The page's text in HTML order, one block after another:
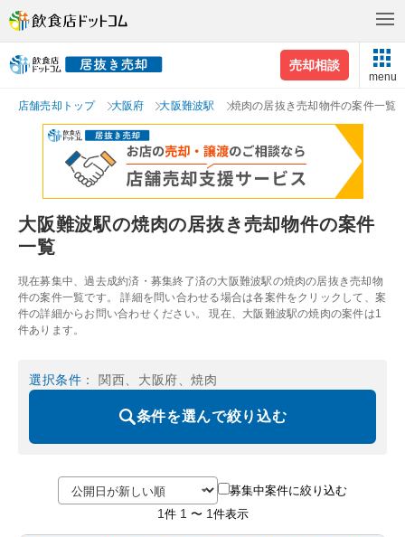
売却相談
menu
店舗売却トップ 大阪府 大阪難波駅 焼肉の居抜き売却物件の案件一覧
大阪難波駅の焼肉の居抜き売却物件の案件
一覧
現在募集中、過去成約済・募集終了済の大阪難波駅の焼肉の居抜き売却物
件の案件一覧です。 詳細を問い合わせる場合は各案件をクリックして、案
件の詳細からお問い合わせください。 現在、大阪難波駅の焼肉の案件は1
件あります。
選択条件 ： 関西、大阪府、焼肉
条件を選んで絞り込む
募集中案件に絞り込む
1 件 1 〜 1 件表示